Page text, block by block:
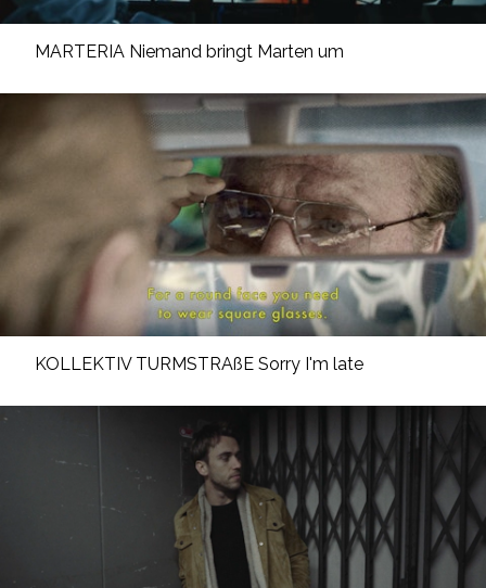
MARTERIA Niemand bringt Marten um
KOLLEKTIV TURMSTRAßE Sorry I'm late